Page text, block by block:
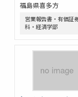
福島県喜多方
営業報告書・有価証
科・経済学部